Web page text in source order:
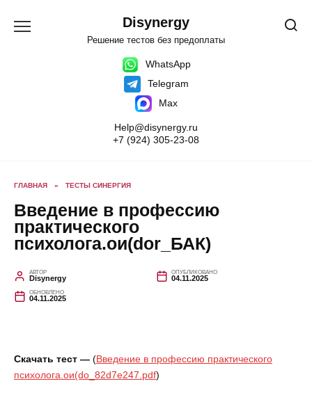
содержанию
Disynergy
Решение тестов без предоплаты
WhatsApp
Telegram
Max
Help@disynergy.ru
+7 (924) 305-23-08
ГЛАВНАЯ » ТЕСТЫ СИНЕРГИЯ
Введение в профессию
практического
психолога.ои(dor_БАК)
АВТОР
Disynergy
ОПУБЛИКОВАНО
04.11.2025
ОБНОВЛЕНО
04.11.2025
Скачать тест — (Введение в профессию практического
психолога.ои(do_82d7e247.pdf)